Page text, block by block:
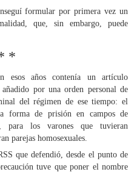
formular por primera vez un
que, sin embargo, puede
*
años contenía un artículo
por una orden personal de
del régimen de ese tiempo: el
forma de prisión en campos de
para los varones que tuvieran
parejas homosexuales.
que defendió, desde el punto de
tuve que poner el nombre